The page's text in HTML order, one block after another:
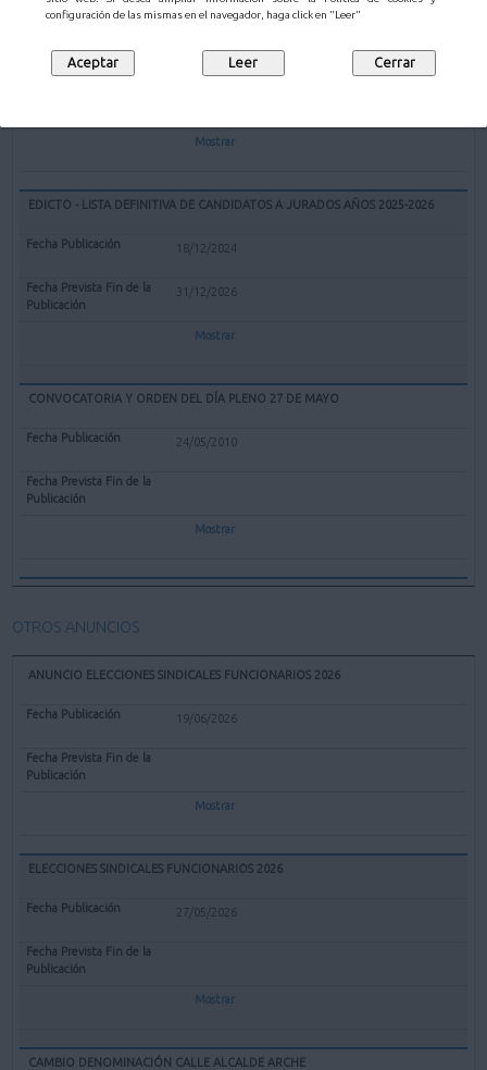
configuración de las mismas en el navegador, haga click en "Leer"
EXPEDIENTE REDENOMINACIÓN BOLERA CUBIERTA "EL PARQUE" DE
12/02/2025
Mostrar
EDICTO - LISTA DEFINITIVA DE CANDIDATOS A JURADOS AÑOS 2025-2026
18/12/2024
31/12/2026
Mostrar
CONVOCATORIA Y ORDEN DEL DÍA PLENO 27 DE MAYO
24/05/2010
Mostrar
OTROS ANUNCIOS
ANUNCIO ELECCIONES SINDICALES FUNCIONARIOS 2026
19/06/2026
Mostrar
ELECCIONES SINDICALES FUNCIONARIOS 2026
27/05/2026
Mostrar
CAMBIO DENOMINACIÓN CALLE ALCALDE ARCHE